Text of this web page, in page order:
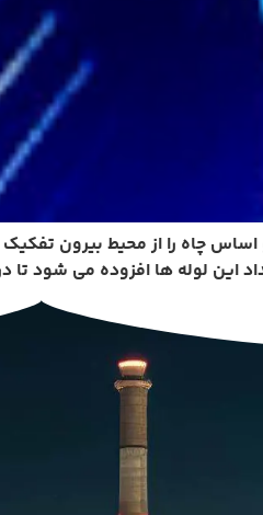
اساس چاه را از محیط بیرون
این لوله ها افزوده می شود تا